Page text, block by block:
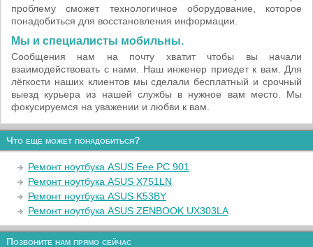
проблему сможет технологичное оборудование, которое
понадобиться для восстановления информации.
Мы и специалисты мобильны.
Сообщения нам на почту хватит чтобы вы начали
взаимодействовать с нами. Наш инженер приедет к вам. Для
лёгкости наших клиентов мы сделали бесплатный и срочный
выезд курьера из нашей службы в нужное вам место. Мы
фокусируемся на уважении и любви к вам.
Что еще может понадобиться?
Ремонт ноутбука ASUS Eee PC 901
Ремонт ноутбука ASUS X751LN
Ремонт ноутбука ASUS K53BY
Ремонт ноутбука ASUS ZENBOOK UX303LA
Позвоните нам прямо сейчас